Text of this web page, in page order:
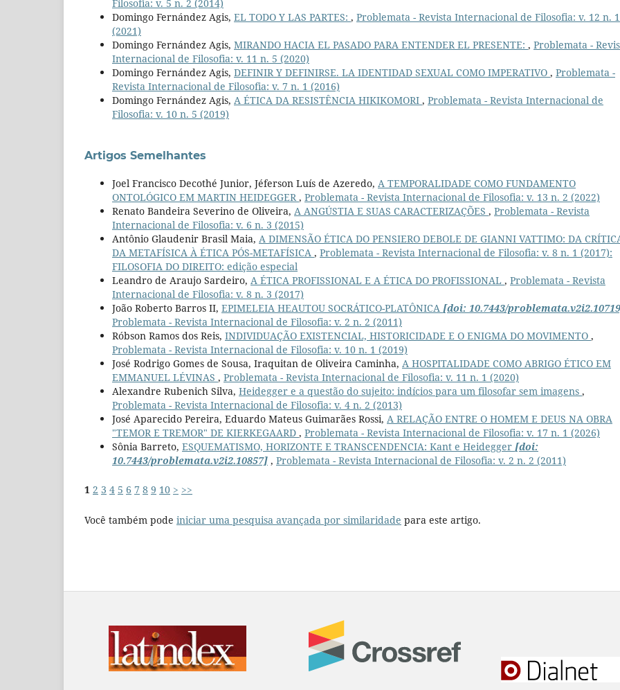
Filosofia: v. 5 n. 2 (2014)
Domingo Fernández Agis, EL TODO Y LAS PARTES: , Problemata - Revista Internacional de Filosofia: v. 12 n. 1
(2021)
Domingo Fernández Agis, MIRANDO HACIA EL PASADO PARA ENTENDER EL PRESENTE: , Problemata -
Internacional de Filosofia: v. 11 n. 5 (2020)
Domingo Fernández Agis, DEFINIR Y DEFINIRSE. LA IDENTIDAD SEXUAL COMO IMPERATIVO , Problemata -
Revista Internacional de Filosofia: v. 7 n. 1 (2016)
Domingo Fernández Agis, A ÉTICA DA RESISTÊNCIA HIKIKOMORI , Problemata - Revista Internacional de
Filosofia: v. 10 n. 5 (2019)
Artigos Semelhantes
Joel Francisco Decothé Junior, Jéferson Luís de Azeredo, A TEMPORALIDADE COMO FUNDAMENTO
ONTOLÓGICO EM MARTIN HEIDEGGER , Problemata - Revista Internacional de Filosofia: v. 13 n. 2 (2022)
Renato Bandeira Severino de Oliveira, A ANGÚSTIA E SUAS CARACTERIZAÇÕES , Problemata - Revista
Internacional de Filosofia: v. 6 n. 3 (2015)
Antônio Glaudenir Brasil Maia, A DIMENSÃO ÉTICA DO PENSIERO DEBOLE DE GIANNI VATTIMO: DA
DA METAFÍSICA À ÉTICA PÓS-METAFÍSICA , Problemata - Revista Internacional de Filosofia: v. 8 n. 1 (2017):
FILOSOFIA DO DIREITO: edição especial
Leandro de Araujo Sardeiro, A ÉTICA PROFISSIONAL E A ÉTICA DO PROFISSIONAL , Problemata - Revista
Internacional de Filosofia: v. 8 n. 3 (2017)
João Roberto Barros II, EPIMELEIA HEAUTOU SOCRÁTICO-PLATÔNICA [doi: 10.7443/
Problemata - Revista Internacional de Filosofia: v. 2 n. 2 (2011)
Róbson Ramos dos Reis, INDIVIDUAÇÃO EXISTENCIAL, HISTORICIDADE E O ENIGMA DO MOVIMENTO ,
Problemata - Revista Internacional de Filosofia: v. 10 n. 1 (2019)
José Rodrigo Gomes de Sousa, Iraquitan de Oliveira Caminha, A HOSPITALIDADE COMO ABRIGO ÉTICO EM
EMMANUEL LÉVINAS , Problemata - Revista Internacional de Filosofia: v. 11 n. 1 (2020)
Alexandre Rubenich Silva, Heidegger e a questão do sujeito: indícios para um filosofar sem imagens ,
Problemata - Revista Internacional de Filosofia: v. 4 n. 2 (2013)
José Aparecido Pereira, Eduardo Mateus Guimarães Rossi, A RELAÇÃO ENTRE O HOMEM E DEUS NA OBRA
"TEMOR E TREMOR" DE KIERKEGAARD , Problemata - Revista Internacional de Filosofia: v. 17 n. 1 (2026)
Sônia Barreto, ESQUEMATISMO, HORIZONTE E TRANSCENDENCIA: Kant e Heidegger [doi:
10.7443/problemata.v2i2.10857] , Problemata - Revista Internacional de Filosofia: v. 2 n. 2 (2011)
1 2 3 4 5 6 7 8 9 10 > >>
Você também pode iniciar uma pesquisa avançada por similaridade para este artigo.